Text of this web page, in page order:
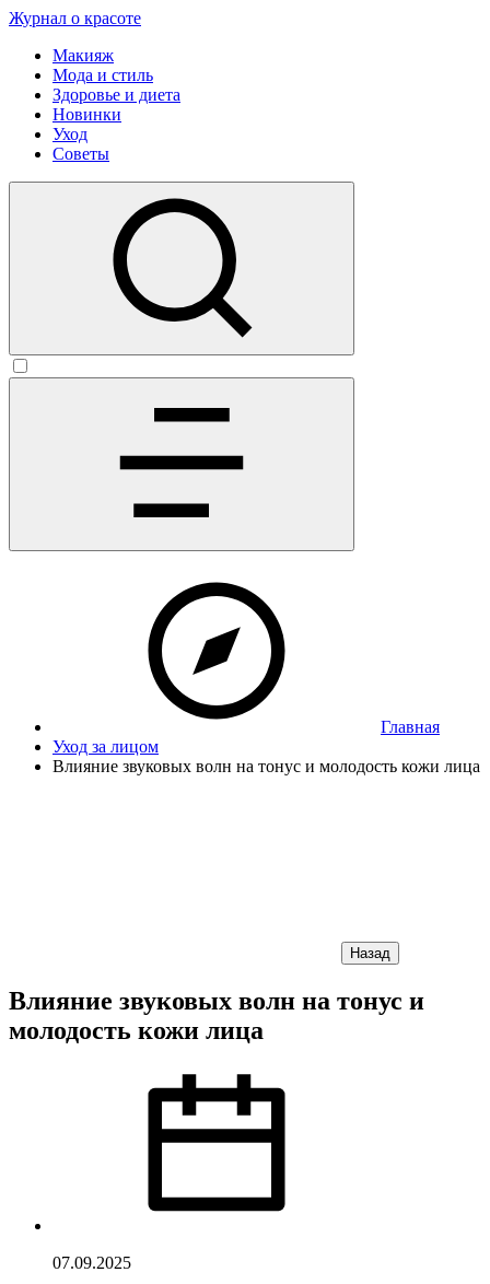
Журнал о красоте
Макияж
Мода и стиль
Здоровье и диета
Новинки
Уход
Советы
Главная
Уход за лицом
Влияние звуковых волн на тонус и молодость кожи лица
Назад
Влияние звуковых волн на тонус и
молодость кожи лица
07.09.2025